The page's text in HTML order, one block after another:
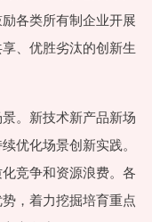
各类所有制企业开展
、优胜劣汰的创新生
。新技术新产品新场
优化场景创新实践。
竞争和资源浪费。各
，着力挖掘培育重点